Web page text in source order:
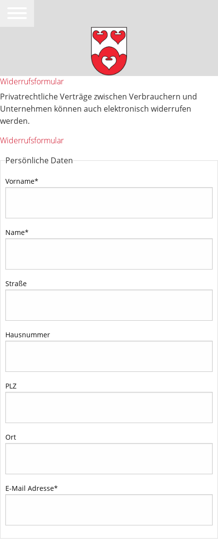
Widerrufsformular
Privatrechtliche Verträge zwischen Verbrauchern und
Unternehmen können auch elektronisch widerrufen
werden.
Widerrufsformular
Persönliche Daten
Vorname*
Name*
Straße
Hausnummer
PLZ
Ort
E-Mail Adresse*